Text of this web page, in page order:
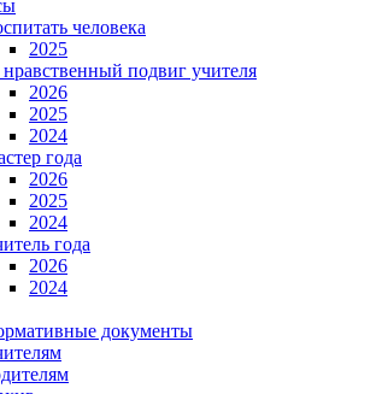
человека
2025
нравственный подвиг учителя
2026
2025
2024
года
2026
2025
2024
года
2026
2024
документы